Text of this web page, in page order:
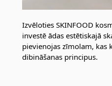
Izvēloties SKINFOOD
investē ādas estētiskajā
pievienojas zīmolam, kas
dibināšanas principus.